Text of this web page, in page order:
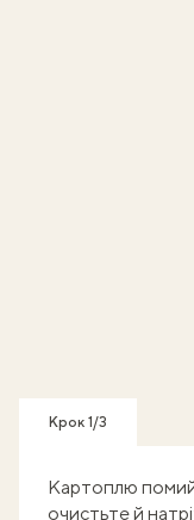
Крок 1/3
Картоплю
очистьте й